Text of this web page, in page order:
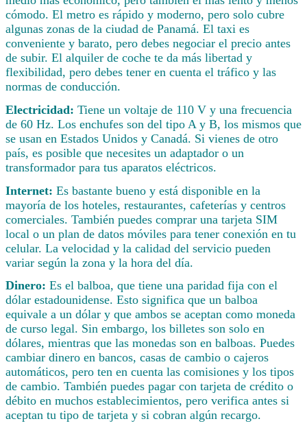
cómodo. El metro es rápido y moderno, pero solo cubre
algunas zonas de la ciudad de Panamá. El taxi es
conveniente y barato, pero debes negociar el precio antes
de subir. El alquiler de coche te da más libertad y
flexibilidad, pero debes tener en cuenta el tráfico y las
normas de conducción.
Electricidad: Tiene un voltaje de 110 V y una frecuencia
de 60 Hz. Los enchufes son del tipo A y B, los mismos que
se usan en Estados Unidos y Canadá. Si vienes de otro
país, es posible que necesites un adaptador o un
transformador para tus aparatos eléctricos.
Internet: Es bastante bueno y está disponible en la
mayoría de los hoteles, restaurantes, cafeterías y centros
comerciales. También puedes comprar una tarjeta SIM
local o un plan de datos móviles para tener conexión en tu
celular. La velocidad y la calidad del servicio pueden
variar según la zona y la hora del día.
Dinero: Es el balboa, que tiene una paridad fija con el
dólar estadounidense. Esto significa que un balboa
equivale a un dólar y que ambos se aceptan como moneda
de curso legal. Sin embargo, los billetes son solo en
dólares, mientras que las monedas son en balboas. Puedes
cambiar dinero en bancos, casas de cambio o cajeros
automáticos, pero ten en cuenta las comisiones y los tipos
de cambio. También puedes pagar con tarjeta de crédito o
débito en muchos establecimientos, pero verifica antes si
aceptan tu tipo de tarjeta y si cobran algún recargo.